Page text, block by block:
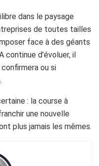
dans le paysage
de toutes tailles
face à des géants
continue d’évoluer, il
ou si
: la course à
une nouvelle
plus jamais les mêmes.